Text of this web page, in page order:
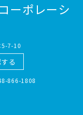
ーポレーシ
5-7-10
る
866-1808